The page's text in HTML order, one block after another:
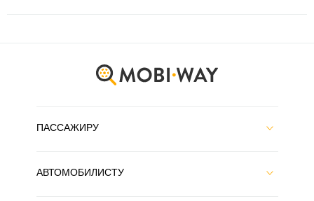
ПАССАЖИРУ
АВТОМОБИЛИСТУ